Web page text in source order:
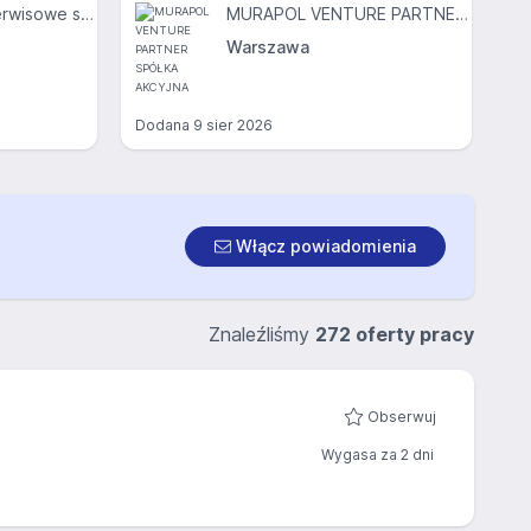
ORLEN Centrum Serwisowe sp. z o.o.
MURAPOL VENTURE PARTNER SPÓŁKA AKCYJNA
Warszawa
Dodana 9 sier 2026
Włącz powiadomienia
Znaleźliśmy 272 oferty pracy
Obserwuj
Wygasa za 2 dni